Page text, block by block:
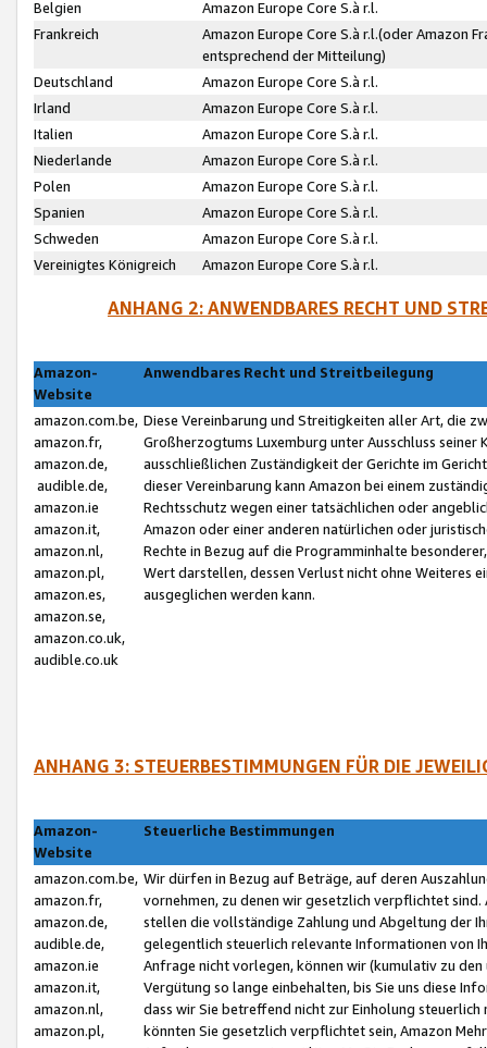
Belgien
Amazon Europe Core S.à r.l.
Frankreich
Amazon Europe Core S.à r.l.(oder Amazon
entsprechend der Mitteilung)
Deutschland
Amazon Europe Core S.à r.l.
Irland
Amazon Europe Core S.à r.l.
Italien
Amazon Europe Core S.à r.l.
Niederlande
Amazon Europe Core S.à r.l.
Polen
Amazon Europe Core S.à r.l.
Spanien
Amazon Europe Core S.à r.l.
Schweden
Amazon Europe Core S.à r.l.
Vereinigtes Königreich
Amazon Europe Core S.à r.l.
ANHANG 2: ANWENDBARES RECHT UND
Amazon-
Website
Anwendbares Recht und Streitbeilegung
amazon.com.be,
amazon.fr,
amazon.de,
audible.de,
amazon.ie
amazon.it,
amazon.nl,
amazon.pl,
amazon.es,
amazon.se,
amazon.co.uk,
audible.co.uk
Diese Vereinbarung und Streitigkeiten aller Art, die
Großherzogtums Luxemburg unter Ausschluss
ausschließlichen Zuständigkeit der Gerichte im
dieser Vereinbarung kann Amazon bei einem
Rechtsschutz wegen einer tatsächlichen oder
Amazon oder einer anderen natürlichen oder
Rechte in Bezug auf die Programminhalte
Wert darstellen, dessen Verlust nicht ohne Weiteres
ausgeglichen werden kann.
ANHANG 3: STEUERBESTIMMUNGEN FÜR DIE
Amazon-
Website
Steuerliche Bestimmungen
amazon.com.be,
amazon.fr,
amazon.de,
audible.de,
amazon.ie
amazon.it,
amazon.nl,
amazon.pl,
Wir dürfen in Bezug auf Beträge, auf deren
vornehmen, zu denen wir gesetzlich verpflichtet
stellen die vollständige Zahlung und Abgeltung der
gelegentlich steuerlich relevante Informationen von
Anfrage nicht vorlegen, können wir (kumulativ zu
Vergütung so lange einbehalten, bis Sie uns diese
dass wir Sie betreffend nicht zur Einholung
könnten Sie gesetzlich verpflichtet sein, Amazon